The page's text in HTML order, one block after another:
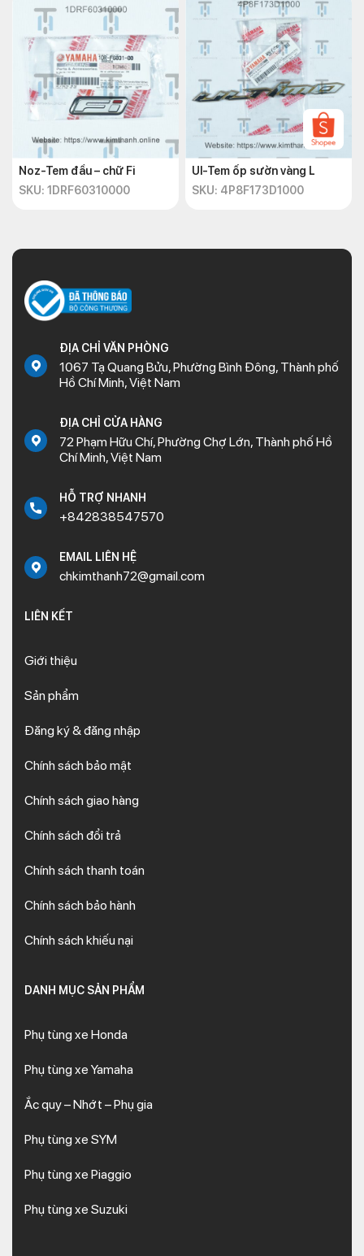
Noz-Tem đầu – chữ Fi
SKU: 1DRF60310000
Ul-Tem ốp sườn vàng L
SKU: 4P8F173D1000
ĐỊA CHỈ VĂN PHÒNG
1067 Tạ Quang Bửu, Phường Bình Đông, Thành phố
Hồ Chí Minh, Việt Nam
ĐỊA CHỈ CỬA HÀNG
72 Phạm Hữu Chí, Phường Chợ Lớn, Thành phố Hồ
Chí Minh, Việt Nam
HỖ TRỢ NHANH
+842838547570
EMAIL LIÊN HỆ
chkimthanh72@gmail.com
LIÊN KẾT
Giới thiệu
Sản phẩm
Đăng ký & đăng nhập
Chính sách bảo mật
Chính sách giao hàng
Chính sách đổi trả
Chính sách thanh toán
Chính sách bảo hành
Chính sách khiếu nại
DANH MỤC SẢN PHẨM
Phụ tùng xe Honda
Phụ tùng xe Yamaha
Ắc quy – Nhớt – Phụ gia
Phụ tùng xe SYM
Phụ tùng xe Piaggio
Phụ tùng xe Suzuki